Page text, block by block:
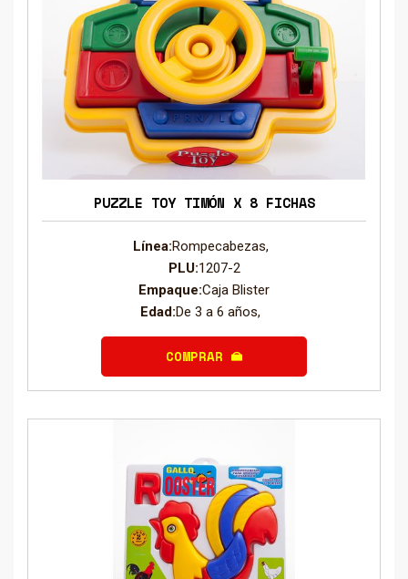
PUZZLE TOY TIMÓN X 8 FICHAS
Línea:Rompecabezas,
PLU:1207-2
Empaque:Caja Blister
Edad:De 3 a 6 años,
COMPRAR